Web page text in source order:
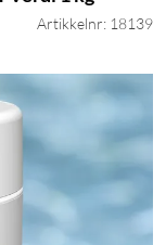
Artikkelnr: 18139